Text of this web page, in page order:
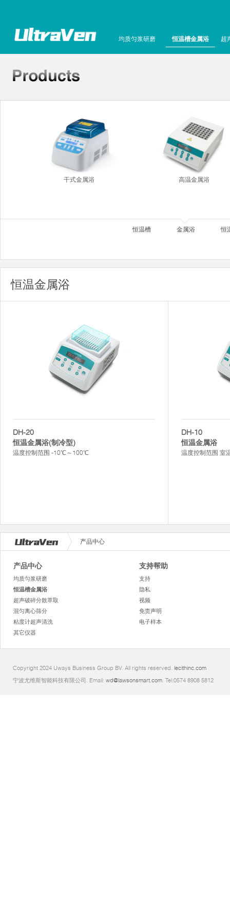
均质匀浆研磨 恒温槽金属浴 超
干式金属浴 高温金属浴
恒温槽 金属浴 恒
恒温金属浴
DH-20
恒温金属浴(制冷型)
温度控制范围 -10℃～100℃
DH-10
恒温金属浴
温度控制范围
产品中心
产品中心
均质匀浆研磨
恒温槽金属浴
超声破碎分散萃取
混匀离心筛分
粘度计超声清洗
其它仪器
支持帮助
支持
隐私
视频
免责声明
电子样本
Copyright 2024 Uways Business Group BV. All rights reserved. lecithinc.com
宁波尤维斯智能科技有限公司. Email: wd@lawsonsmart.com. Tel:0574 8908 5812